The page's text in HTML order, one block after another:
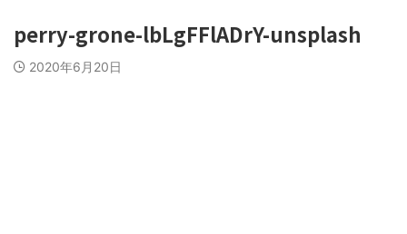
perry-grone-lbLgFFlADrY-unsplash
2020年6月20日